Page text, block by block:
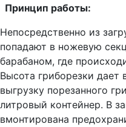
Принцип работы:
Непосредственно из
попадают в ножевую
барабаном, где
Высота гриборезки дает
выгрузку порезанного
литровый контейнер. В
вмонтирована